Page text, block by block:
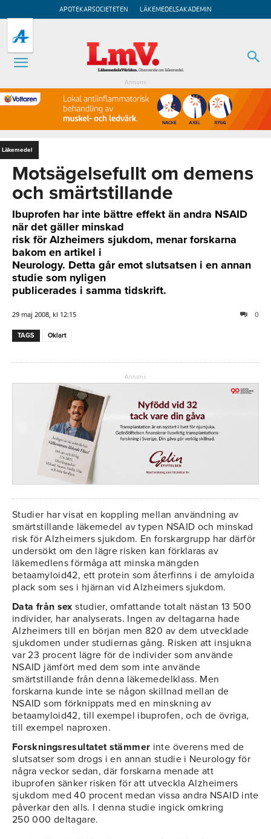
APOTEKARSOCIETETEN LÄKEMEDELSAKADEMIN
Annons
Läkemedel
Motsägelsefullt om demens
och smärtstillande
Ibuprofen har inte bättre effekt än andra NSAID
när det gäller minskad
risk för Alzheimers sjukdom, menar forskarna
bakom en artikel i
Neurology. Detta går emot slutsatsen i en annan
studie som nyligen
publicerades i samma tidskrift.
29 maj 2008, kl 12:15 0
TAGS Oklart
Annons
Studier har visat en koppling mellan användning av
smärtstillande läkemedel av typen NSAID och minskad
risk för Alzheimers sjukdom. En forskargrupp har därför
undersökt om den lägre risken kan förklaras av
läkemedlens förmåga att minska mängden
betaamyloid42, ett protein som återfinns i de amyloida
plack som ses i hjärnan vid Alzheimers sjukdom.
Data från sex studier, omfattande totalt nästan 13 500
individer, har analyserats. Ingen av deltagarna hade
Alzheimers till en början men 820 av dem utvecklade
sjukdomen under studiernas gång. Risken att insjukna
var 23 procent lägre för de individer som använde
NSAID jämfört med dem som inte använde
smärtstillande från denna läkemedelklass. Men
forskarna kunde inte se någon skillnad mellan de
NSAID som förknippats med en minskning av
betaamyloid42, till exempel ibuprofen, och de övriga,
till exempel naproxen.
Forskningsresultatet stämmer inte överens med de
slutsatser som drogs i en annan studie i Neurology för
några veckor sedan, där forskarna menade att
ibuprofen sänker risken för att utveckla Alzheimers
sjukdom med 40 procent medan vissa andra NSAID inte
påverkar den alls. I denna studie ingick omkring
250 000 deltagare.